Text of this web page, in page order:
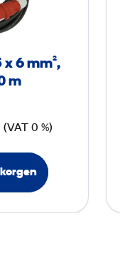
6 mm²,
m
(VAT 0 %)